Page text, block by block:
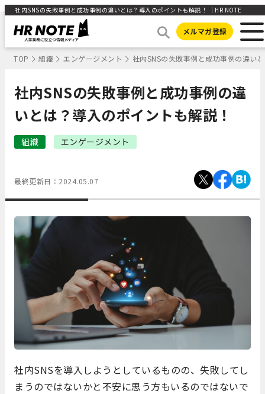
社内SNSの失敗事例と成功事例の違いとは？導入のポイントも解説！ ｜HR NOTE
メルマガ登録
TOP 組織 エンゲージメント 社内SNSの失敗事例と成功事例の違い
社内SNSの失敗事例と成功事例の違
いとは？導入のポイントも解説！
組織 エンゲージメント
最終更新日： 2024.05.07
社内SNSを導入しようとしているものの、失敗してし
まうのではないかと不安に思う方もいるのではないで